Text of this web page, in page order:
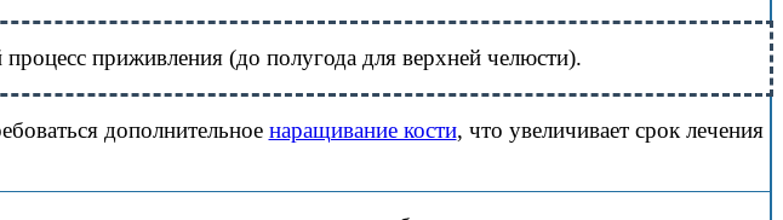
приживления (до полугода для верхней челюсти).
дополнительное наращивание кости, что увеличивает срок лечения